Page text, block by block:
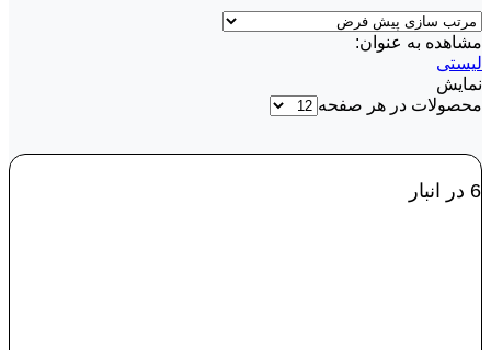
مشاهده به عنوان:
لیستی
نمایش
محصولات در هر صفحه
6 در انبار